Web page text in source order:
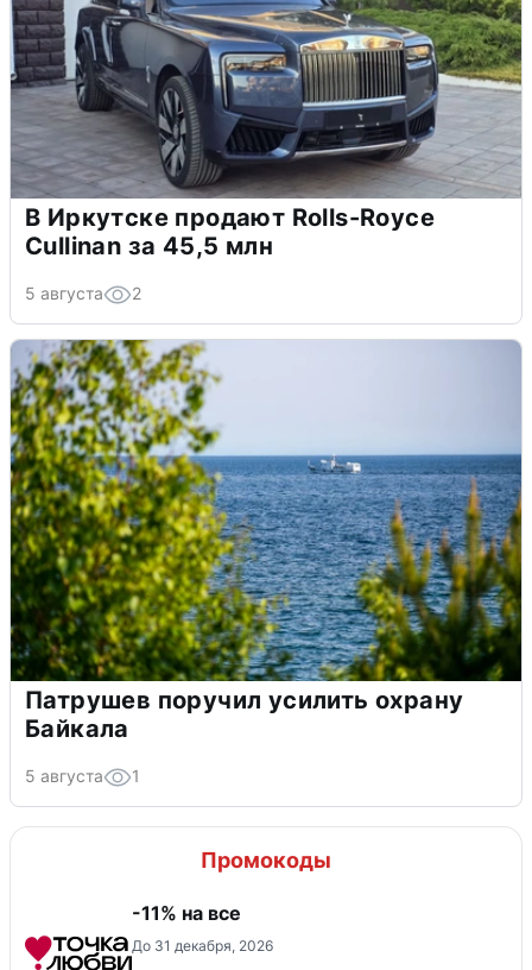
В Иркутске продают Rolls-Royce
Cullinan за 45,5 млн
5 августа 2
Патрушев поручил усилить охрану
Байкала
5 августа 1
Промокоды
-11% на все
До 31 декабря, 2026